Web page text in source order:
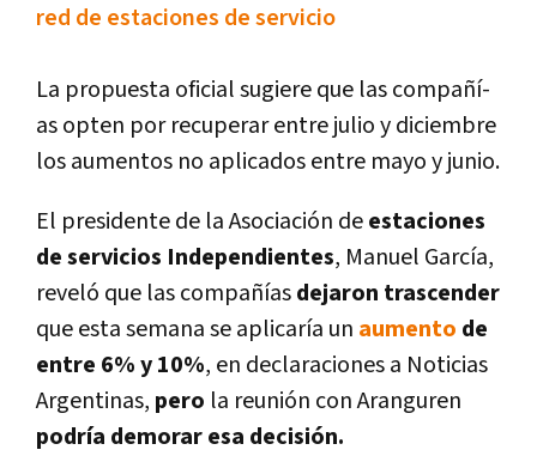
red de estaciones de servicio
La propuesta oficial sugiere que las compañí­
as opten por recuperar entre julio y diciembre
los aumentos no aplicados entre mayo y junio.
El presidente de la Asociación deestaciones
de servicios Independientes, Manuel Garcí­a,
reveló que las compañí­asdejaron trascender
que esta semana se aplicarí­a un aumento de
entre 6% y 10%, en declaraciones a Noticias
Argentinas, pero la reunión con Aranguren
podrí­a demorar esa decisión.